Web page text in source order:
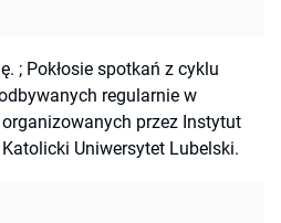
; Pokłosie spotkań z cyklu
regularnie w
organizowanych przez Instytut
Uniwersytet Lubelski.